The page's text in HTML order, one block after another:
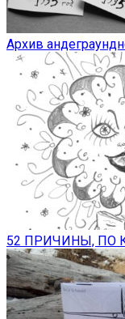
Архив
52 ПРИЧИНЫ, ПО